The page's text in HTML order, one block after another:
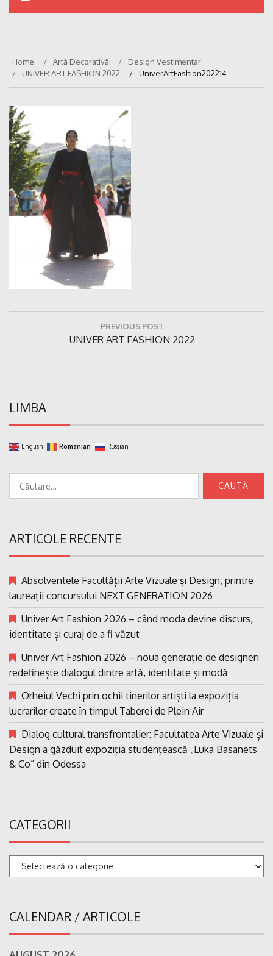
Home Artă Decorativă
Design Vestimentar
UNIVER ART FASHION 2022
UniverArtFashion202214
PREVIOUS POST
Previous
Post:
UNIVER ART FASHION 2022
LIMBA
English Romanian Russian
ARTICOLE RECENTE
Absolventele Facultății Arte Vizuale și Design, printre
laureații concursului NEXT GENERATION 2026
Univer Art Fashion 2026 – când moda devine discurs,
identitate și curaj de a fi văzut
Univer Art Fashion 2026 – noua generație de designeri
redefinește dialogul dintre artă, identitate și modă
Orheiul Vechi prin ochii tinerilor artiști la expoziția
lucrarilor create în timpul Taberei de Plein Air
Dialog cultural transfrontalier: Facultatea Arte Vizuale și
Design a găzduit expoziția studențească „Luka Basanets
& Co” din Odessa
CATEGORII
Categorii
CALENDAR / ARTICOLE